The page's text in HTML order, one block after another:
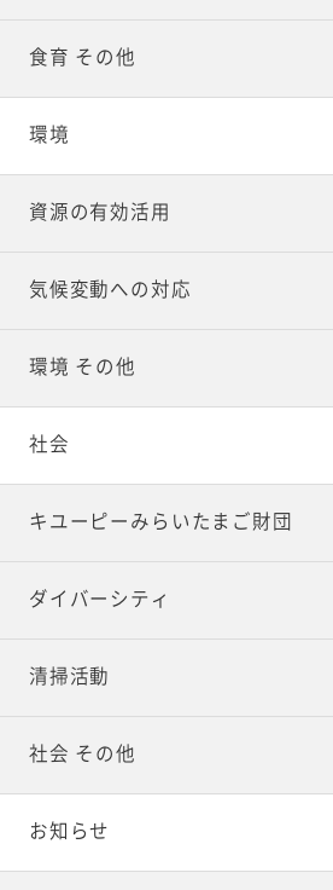
食育 その他
環境
資源の有効活用
気候変動への対応
環境 その他
社会
キユーピーみらいたまご財団
ダイバーシティ
清掃活動
社会 その他
お知らせ